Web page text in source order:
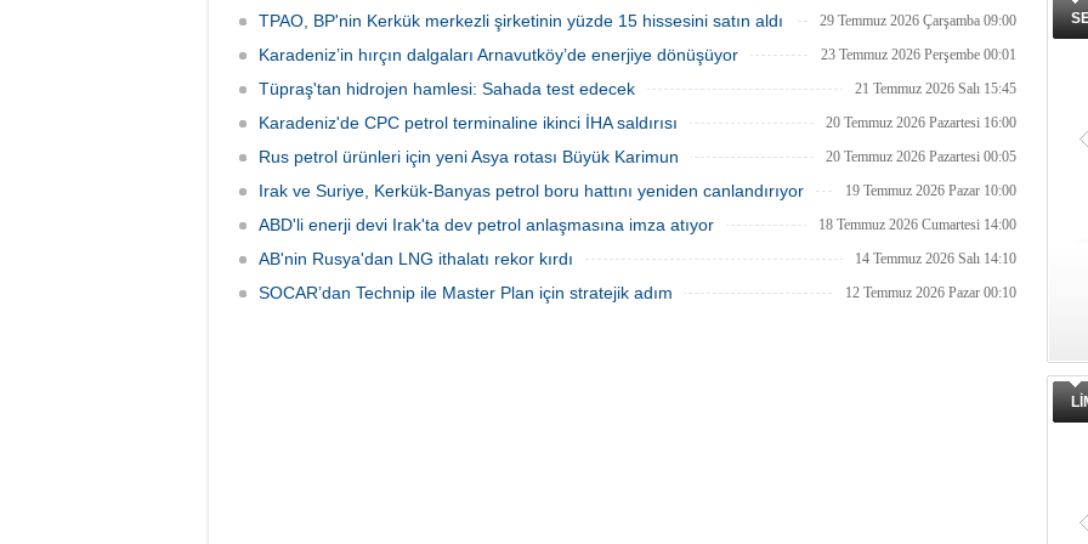
Değişikliği Bakanlığı tarafından
TPAO, BP'nin Kerkük merkezli şirketinin yüzde 15 hissesini satın aldı 29 Temmuz 2026 Çarşamba 09:00
Karadeniz’in hırçın dalgaları Arnavutköy’de enerjiye dönüşüyor 23 Temmuz 2026 Perşembe 00:01
Tüpraş'tan hidrojen hamlesi: Sahada test edecek 21 Temmuz 2026 Salı 15:45
Karadeniz'de CPC petrol terminaline ikinci İHA saldırısı 20 Temmuz 2026 Pazartesi 16:00
Rus petrol ürünleri için yeni Asya rotası Büyük Karimun 20 Temmuz 2026 Pazartesi 00:05
Irak ve Suriye, Kerkük-Banyas petrol boru hattını yeniden canlandırıyor 19 Temmuz 2026 Pazar 10:00
ABD'li enerji devi Irak'ta dev petrol anlaşmasına imza atıyor 18 Temmuz 2026 Cumartesi 14:00
AB'nin Rusya'dan LNG ithalatı rekor kırdı 14 Temmuz 2026 Salı 14:10
SOCAR’dan Technip ile Master Plan için stratejik adım 12 Temmuz 2026 Pazar 00:10